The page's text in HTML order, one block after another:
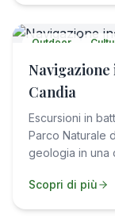
Outdoor
Accessibile
Candia
Escursioni in
Parco Naturale
geologia in una
Scopri di più